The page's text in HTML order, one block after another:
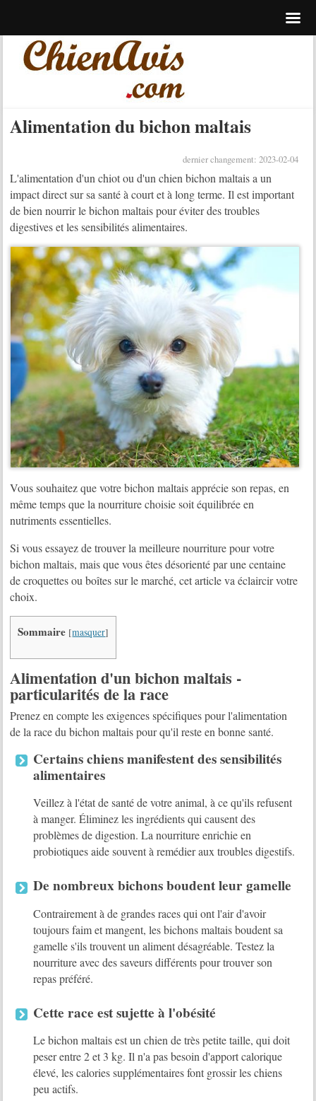
Alimentation du bichon maltais
dernier changement: 2023-02-04
L'alimentation d'un chiot ou d'un chien bichon maltais a un
impact direct sur sa santé à court et à long terme. Il est important
de bien nourrir le bichon maltais pour éviter des troubles
digestives et les sensibilités alimentaires.
Vous souhaitez que votre bichon maltais apprécie son repas, en
même temps que la nourriture choisie soit équilibrée en
nutriments essentielles.
Si vous essayez de trouver la meilleure nourriture pour votre
bichon maltais, mais que vous êtes désorienté par une centaine
de croquettes ou boîtes sur le marché, cet article va éclaircir votre
choix.
Sommaire [masquer]
Alimentation d'un bichon maltais -
particularités de la race
Prenez en compte les exigences spécifiques pour l'alimentation
de la race du bichon maltais pour qu'il reste en bonne santé.
Certains chiens manifestent des sensibilités
alimentaires
Veillez à l'état de santé de votre animal, à ce qu'ils refusent
à manger. Éliminez les ingrédients qui causent des
problèmes de digestion. La nourriture enrichie en
probiotiques aide souvent à remédier aux troubles digestifs.
De nombreux bichons boudent leur gamelle
Contrairement à de grandes races qui ont l'air d'avoir
toujours faim et mangent, les bichons maltais boudent sa
gamelle s'ils trouvent un aliment désagréable. Testez la
nourriture avec des saveurs différents pour trouver son
repas préféré.
Cette race est sujette à l'obésité
Le bichon maltais est un chien de très petite taille, qui doit
peser entre 2 et 3 kg. Il n'a pas besoin d'apport calorique
élevé, les calories supplémentaires font grossir les chiens
peu actifs.